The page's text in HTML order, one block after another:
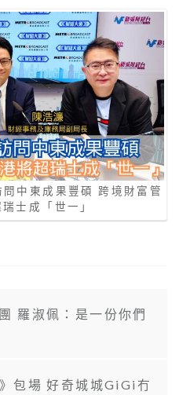
中東成果豐碩 跨境財富管
士成「世一」
羅淑佩：是一份你們
包場 好奇城城GiGi冇